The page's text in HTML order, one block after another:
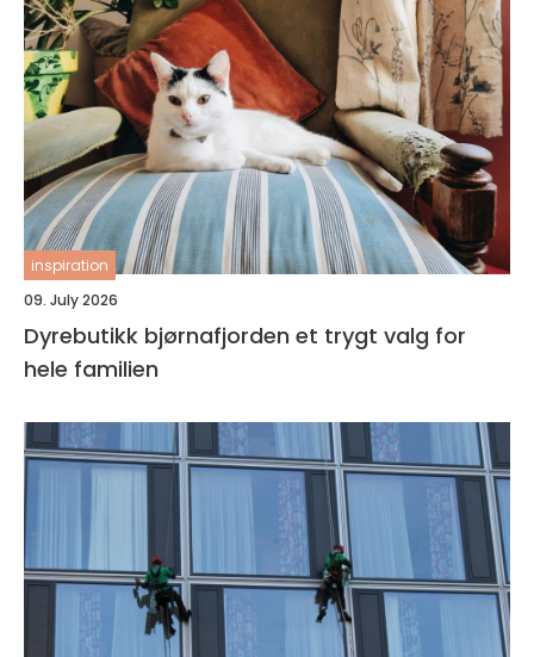
inspiration
09. July 2026
Dyrebutikk bjørnafjorden et trygt valg for
hele familien